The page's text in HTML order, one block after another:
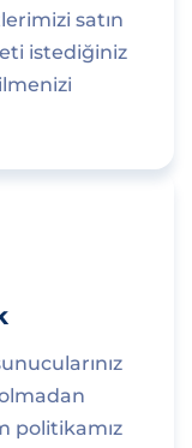
satın
istediğiniz
politikamız